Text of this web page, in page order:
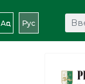
Аԥс Рус